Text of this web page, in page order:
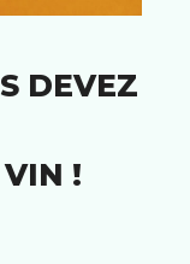
DEVEZ
VIN !